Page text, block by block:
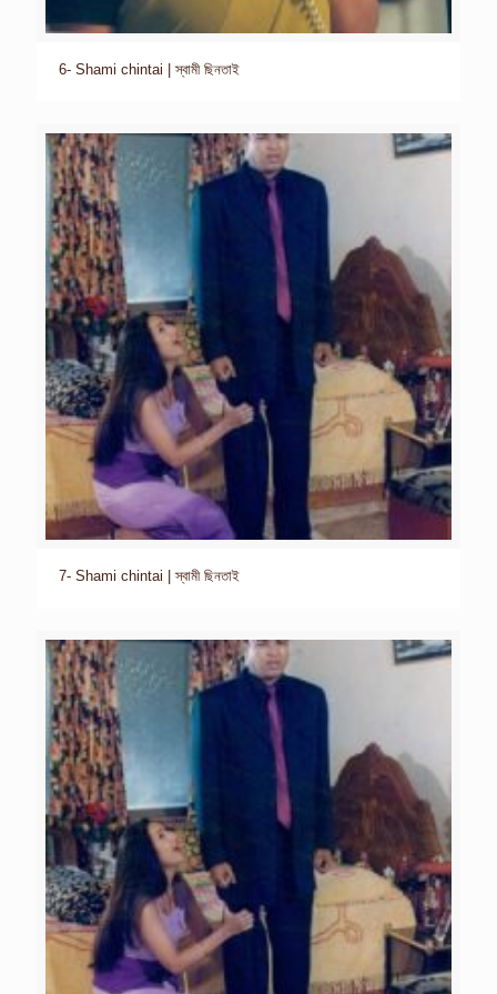
6- Shami chintai | স্বামী ছিনতাই
7- Shami chintai | স্বামী ছিনতাই